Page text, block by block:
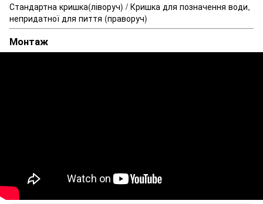
Стандартна кришка(ліворуч) / Кришка для позначення води,
непридатної для пиття (праворуч)
Монтаж